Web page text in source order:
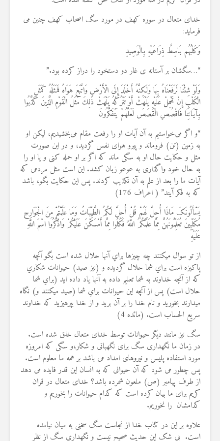
خدای متعال در سوره کهف در مورد سگ اصحاب کهف چنین می
فرماید:
وَکَلْبُهُم بَاسِطٌ ذِرَاعَیْهِ بِالْوَصِیدِ
“…سگشان بر آستانه ی غار دو دست‏خود را دراز کرده بود.”
وَلَوْ شِئْنَا لَرَفَعْنَاهُ بِهَا وَلَكِنَّهُ أَخْلَدَ إِلَى الْأَرْضِ وَاتَّبَعَ هَوَاهُ فَمَثَلُهُ كَمَثَلِ
الْكَلْبِ إِنْ تَحْمِلْ عَلَيْهِ يَلْهَثْ أَوْ تَتْرُكْهُ يَلْهَثْ ذَلِكَ مَثَلُ الْقَوْمِ الَّذِينَ كَذَّبُوا
بِآيَاتِنَا فَاقْصُصِ الْقَصَصَ لَعَلَّهُمْ يَتَفَكَّرُونَ
“و اگر می‌خواستیم به آن آیات او را رفعت مقام می‌بخشیدیم، لیکن او
به زمین (تن) فروماند و پیرو هوای نفس گردید، و در این صورت
مثل و حکایت حال او به سگی ماند که اگر بر او حمله کنی و یا او را
به حال خود واگذاری به عوعو زبان کشد. این است مثل مردمی که
آیات ما را بعد از علم به آن تکذیب کردند. پس این حکایت بگو، باشد
که به فکر آیند” ( اعراف 176)
یَسْأَلُونَکَ مَاذَا أُحِلَّ لَهُمْ قُلْ أُحِلَّ لَکُمُ الطَّیِّبَاتُ وَمَا عَلَّمْتُمْ مِنَ الْجَوَارِحِ
مُکَلِّبِینَ تُعَلِّمُونَهُنَّ مِمَّا عَلَّمَکُمُ اللَّهُ فَکُلُوا مِمَّا أَمْسَکْنَ عَلَیْکُمْ وَاذْکُرُوا اسْمَ اللَّهِ
عَلَیْهِ
از تو سوال مي‏كنند چه چيزها براي آنها حلال شده است بگو آنچه
پاكيزه است براي شما حلال گرديده و (نيز صيد) حيوانات شكاري
كه از آنچه خداوند به شما تعليم داده به آنها ياد داده‏ ايد (براي شما
حلال است) پس از آنچه اين حيوانات براي شما (صيد مي‏كنند و) نگاه
مي‏دارند بخوريد و نام خدا را بر آن بريد و از خدا بپرهيزيد كه خداوند
سريع الحساب است. (مائده 4)
سگ نیز مانند دیگر حیوانات توسط خدای متعال خلق شده است.
در زمان ما نگهداری سگ برای نگهبانی و شکار،و سگی که امروزه
مورد استفاده پلیس و نیروهای امداد می باشد بر همه ما معلوم است.
پس چطور می شود که آن حیوانی که به انسان این قدر فایده می دهد
از طرف پیامبر (ص) ملعون شمرده باشد؟ خدای متعال در قران
کریم برای ما بیان کرده است که کدام حیوانات را بخوریم و
کدامشان را نخوریم.
علاوه بر این در کتاب خدا از نجاست سگ سخنی به میان نیامده
است. بی شک این حدیث صحیح نیست و نگهداری سگ از نظر
19 جولای 2026